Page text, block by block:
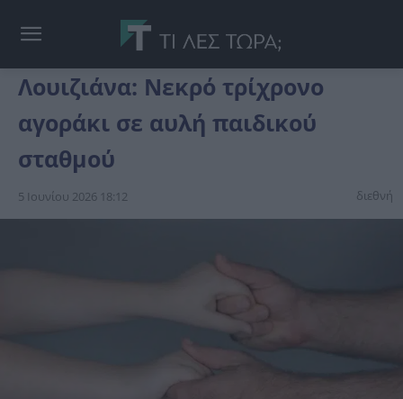
Λουιζιάνα: Νεκρό τρίχρονο
αγοράκι σε αυλή παιδικού
σταθμού
5 Ιουνίου 2026 18:12 διεθνή